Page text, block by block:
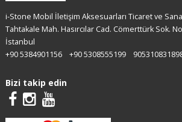
i-Stone Mobil İletişim Aksesuarları Ticaret ve
Tahtakale Mah. Hasırcılar Cad. Cömerttürk Sok.
İstanbul
+90 5384901156
+90 5308555199
Bizi takip edin